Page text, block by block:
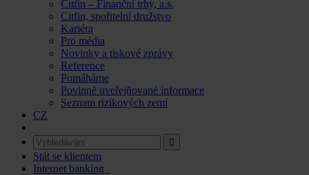
Citfin – Finanční trhy, a.s.
Citfin, spořitelní družstvo
Kariéra
Pro média
Novinky a tiskové zprávy
Reference
Pomáháme
Povinně uveřejňované informace
Seznam rizikových zemí
CZ
Stát se klientem
Internet banking